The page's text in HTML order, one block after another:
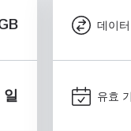
일
데이터
유효